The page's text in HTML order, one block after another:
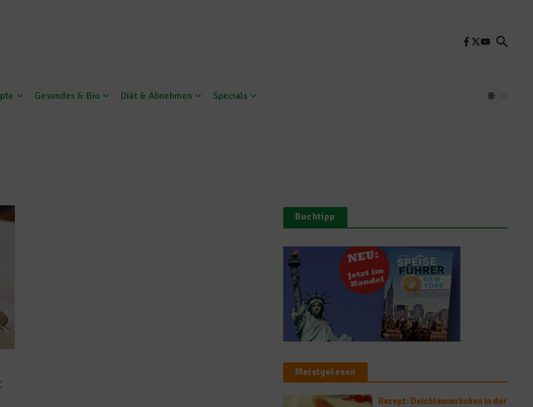
Gesundes & Bio Diät & Abnehmen Specials
Buchtipp
Meistgelesen
Rezept: Deichlammrücken in der